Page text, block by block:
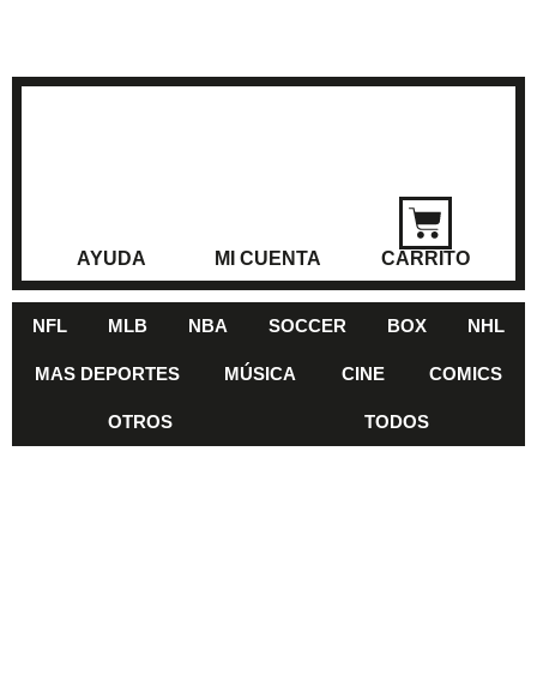
AYUDA MI CUENTA CARRITO
NFL MLB NBA SOCCER BOX NHL
MAS DEPORTES MÚSICA CINE COMICS
OTROS TODOS